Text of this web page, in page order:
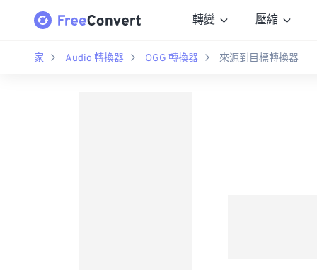
轉變 壓縮
家 Audio 轉換器 OGG 轉換器 來源到目標轉換器